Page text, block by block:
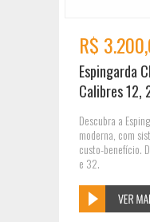
R$
Espingarda
Calibres 12,
Descubra a
moderna, com
custo-benefício.
e 32.